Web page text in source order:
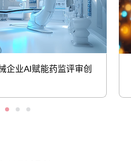
企业AI赋能药监评审创